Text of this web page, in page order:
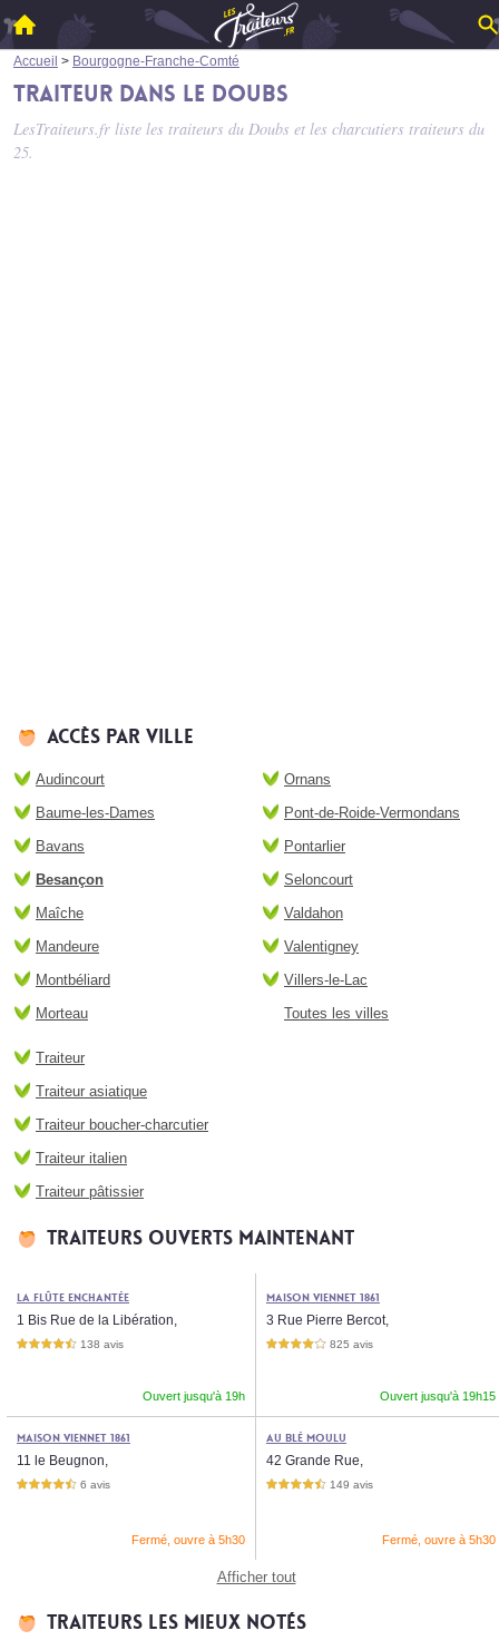
Accueil > Bourgogne-Franche-Comté
Traiteur dans le Doubs
LesTraiteurs.fr liste les traiteurs du Doubs et les charcutiers traiteurs du
25.
Accès par ville
Audincourt
Baume-les-Dames
Bavans
Besançon
Maîche
Mandeure
Montbéliard
Morteau
Ornans
Pont-de-Roide-Vermondans
Pontarlier
Seloncourt
Valdahon
Valentigney
Villers-le-Lac
Toutes les villes
Traiteur
Traiteur asiatique
Traiteur boucher-charcutier
Traiteur italien
Traiteur pâtissier
Traiteurs ouverts maintenant
La Flûte Enchantée
1 Bis Rue de la Libération,
4,5 étoiles sur 5 138 avis
Ouvert jusqu'à 19h
Maison Viennet 1861
3 Rue Pierre Bercot,
4,0 étoiles sur 5 825 avis
Ouvert jusqu'à 19h15
Maison Viennet 1861
11 le Beugnon,
4,5 étoiles sur 5 6 avis
Fermé, ouvre à 5h30
Au Blé Moulu
42 Grande Rue,
4,5 étoiles sur 5 149 avis
Fermé, ouvre à 5h30
Afficher tout
Traiteurs les mieux notés